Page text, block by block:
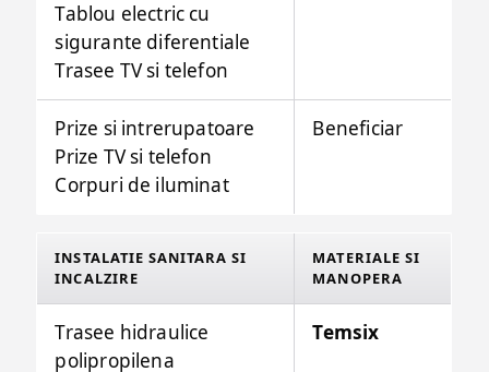
Tablou electric cu
sigurante diferentiale
Trasee TV si telefon
Prize si intrerupatoare
Prize TV si telefon
Corpuri de iluminat
Beneficiar
INSTALATIE SANITARA SI
INCALZIRE
MATERIALE SI
MANOPERA
Trasee hidraulice
polipropilena
Temsix